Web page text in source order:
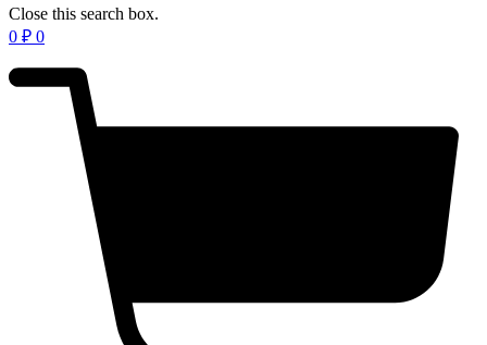
Close this search box.
0 ₽ 0